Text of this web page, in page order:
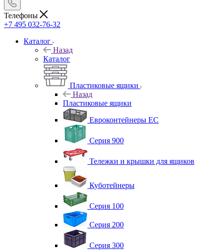
Телефоны
+7 495 032-76-32
Каталог
Назад
Каталог
Пластиковые ящики
Назад
Пластиковые ящики
Евроконтейнеры ЕС
Серия 900
Тележки и крышки для ящиков
Куботейнеры
Серия 100
Серия 200
Серия 300